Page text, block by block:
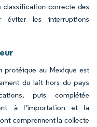
correcte des
éviter les interruptions
protéique au Mexique est
du lait hors du pays
puis complétée
à l'importation et la
comprennent la collecte